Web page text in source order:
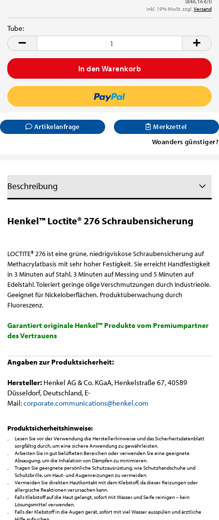
(846,16 €/l)
inkl. 19% MwSt. zzgl.Versand
Tube:
Tube
Artikelanfrage
Merkzettel
Woanders günstiger?
Beschreibung
Henkel™ Loctite® 276 Schraubensicherung
LOCTITE® 276 ist eine grüne, niedrigviskose Schraubensicherung auf
Methacrylatbasis mit sehr hoher Festigkeit. Sie erreicht Handfestigkeit
in 3 Minuten auf Stahl, 3 Minuten auf Messing und 5 Minuten auf
Edelstahl. Toleriert geringe ölige Verschmutzungen durch Industrieöle.
Geeignet für Nickeloberflächen. Produktüberwachung durch
Fluoreszenz.
Garantiert originale Henkel™ Produkte vom Premiumpartner
des Vertrauens
Angaben zur Produktsicherheit:
Hersteller: Henkel AG & Co. KGaA, Henkelstraße 67, 40589
Düsseldorf, Deutschland, E-
Mail:corporate.communications@henkel.com
Produktsicherheitshinweise:
Lesen Sie vor der Verwendung die Herstellerhinweise und das Sicherheitsdatenblatt
sorgfältig durch, um eine sichere Anwendung zu gewährleisten.
Arbeiten Sie in gut belüfteten Bereichen oder verwenden Sie eine geeignete
Absaugung, um die Inhalation von Dämpfen zu minimieren.
Tragen Sie geeignete persönliche Schutzausrüstung, wie Schutzhandschuhe und
Schutzbrille, um Haut- und Augenreizungen zu vermeiden.
Vermeiden Sie direkten Hautkontakt mit dem Klebstoff, da dieser Reizungen oder
allergische Reaktionen verursachen kann.
Falls Klebstoff auf die Haut gelangt, sofort mit Wasser und Seife reinigen – kein
Lösungsmittel verwenden.
Falls der Klebstoff in die Augen gerät, sofort mit viel Wasser ausspülen und ärztliche